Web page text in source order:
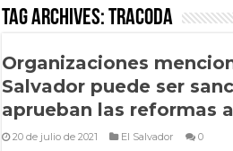
Tag Archives:TRACODA
Organizaciones
Salvador puede ser
aprueban las reformas
20 de julio de 2021 El Salvador 0